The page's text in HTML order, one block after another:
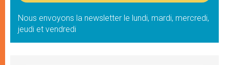
Nous envoyons la newsletter le lundi, mardi, mercredi,
jeudi et vendredi